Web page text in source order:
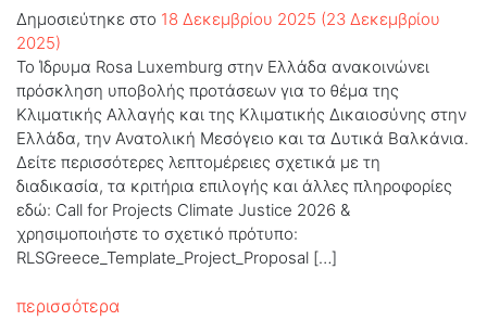
Δημοσιεύτηκε στο 18 Δεκεμβρίου 2025 (23 Δεκεμβρίου
2025)
Το Ίδρυμα Rosa Luxemburg στην Ελλάδα ανακοινώνει
πρόσκληση υποβολής προτάσεων για το θέμα της
Κλιματικής Αλλαγής και της Κλιματικής Δικαιοσύνης στην
Ελλάδα, την Ανατολική Μεσόγειο και τα Δυτικά Βαλκάνια.
Δείτε περισσότερες λεπτομέρειες σχετικά με τη
διαδικασία, τα κριτήρια επιλογής και άλλες πληροφορίες
εδώ: Call for Projects Climate Justice 2026 &
χρησιμοποιήστε το σχετικό πρότυπο:
RLSGreece_Template_Project_Proposal […]
περισσότερα